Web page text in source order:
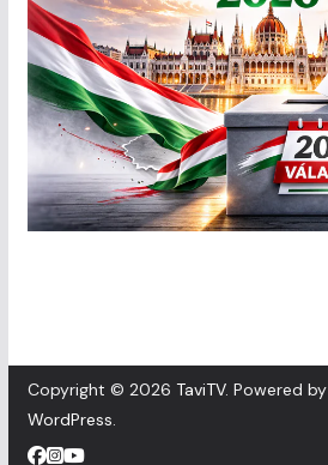
Copyright © 2026 TaviTV. Powered by
WordPress.